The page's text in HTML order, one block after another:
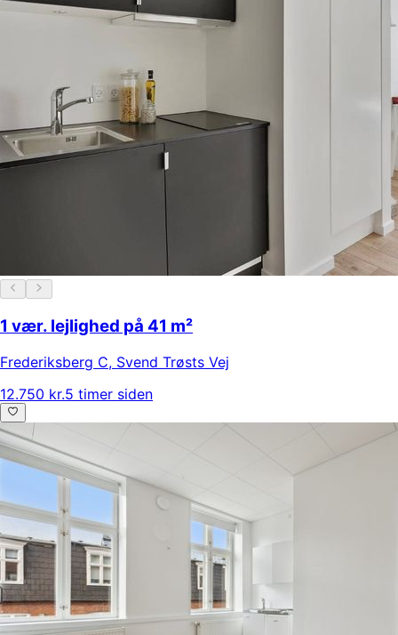
1 vær. lejlighed på 41 m²
Frederiksberg C, Svend Trøsts Vej
12.750 kr.5 timer siden